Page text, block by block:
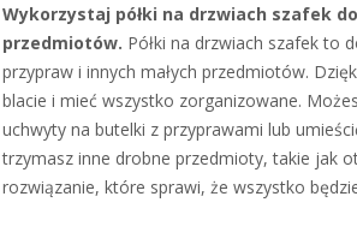
Wykorzystaj półki na drzwiach szafek
przedmiotów. Półki na drzwiach szafek to
przypraw i innych małych przedmiotów.
blacie i mieć wszystko zorganizowane.
uchwyty na butelki z przyprawami lub
trzymasz inne drobne przedmioty, takie jak
rozwiązanie, które sprawi, że wszystko